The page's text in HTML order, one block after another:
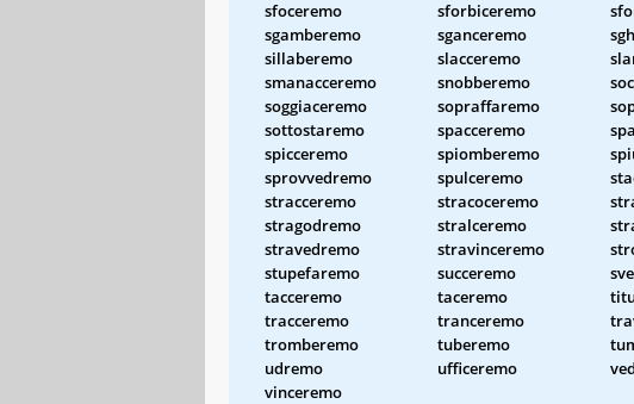
sfoceremo
sforbiceremo
sgamberemo
sganceremo
sillaberemo
slacceremo
smanacceremo
snobberemo
soggiaceremo
sopraffaremo
sottostaremo
spacceremo
spicceremo
spiomberemo
sprovvedremo
spulceremo
stracceremo
stracoceremo
stragodremo
stralceremo
stravedremo
stravinceremo
stupefaremo
succeremo
tacceremo
taceremo
tracceremo
tranceremo
tromberemo
tuberemo
udremo
ufficeremo
vinceremo